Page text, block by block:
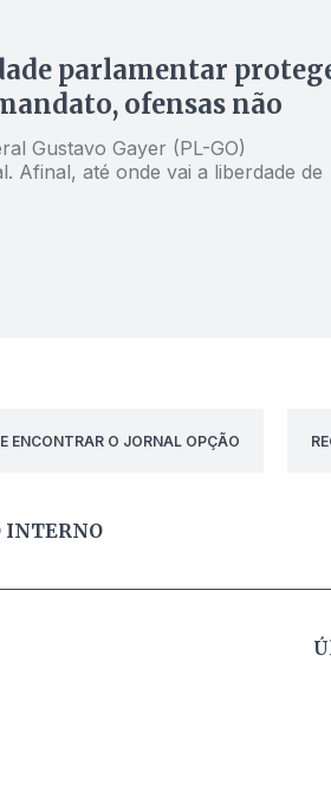
parlamentar
ofensas não
Gustavo Gayer (PL-GO)
Afinal, até onde vai a liberdade de
ENCONTRAR O JORNAL OPÇÃO
INTERNO